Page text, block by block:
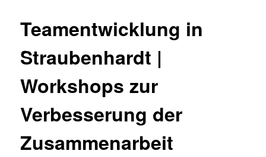
Teamentwicklung in
Straubenhardt |
Workshops zur
Verbesserung der
Zusammenarbeit